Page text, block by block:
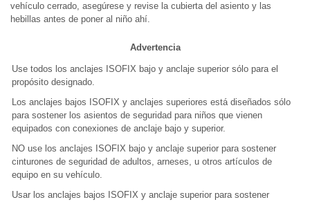
vehículo cerrado, asegúrese y revise la cubierta del asiento y las
hebillas antes de poner al niño ahí.
Advertencia
Use todos los anclajes ISOFIX bajo y anclaje superior sólo para el
propósito designado.
Los anclajes bajos ISOFIX y anclajes superiores está diseñados sólo
para sostener los asientos de seguridad para niños que vienen
equipados con conexiones de anclaje bajo y superior.
NO use los anclajes ISOFIX bajo y anclaje superior para sostener
cinturones de seguridad de adultos, arneses, u otros artículos de
equipo en su vehículo.
Usar los anclajes bajos ISOFIX y anclaje superior para sostener